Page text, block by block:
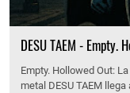
DESU TAEM - Empty.
Empty. Hollowed Out:
metal DESU TAEM